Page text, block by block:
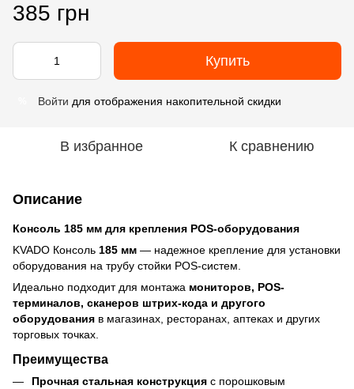
385 грн
Купить
Войти для отображения накопительной скидки
В избранное К сравнению
Описание
Консоль 185 мм для крепления POS-оборудования
KVADO Консоль 185 мм — надежное крепление для установки
оборудования на трубу стойки POS-систем.
Идеально подходит для монтажа мониторов, POS-
терминалов, сканеров штрих-кода и другого
оборудования в магазинах, ресторанах, аптеках и других
торговых точках.
Преимущества
Прочная стальная конструкция с порошковым